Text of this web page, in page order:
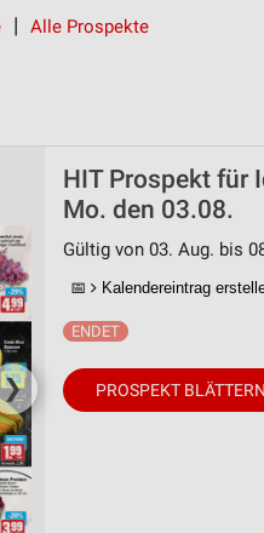
Alle Prospekte
❯
HIT Prospekt für
Mo. den 03.08.
Gültig von 03. Aug. bis
📅 Kalendereintrag
PROSPEKT BLÄTTERN